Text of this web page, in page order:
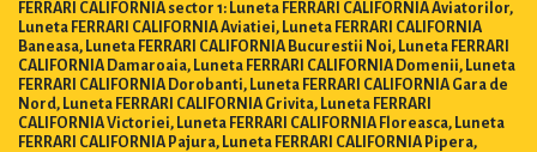
FERRARI CALIFORNIA sector 1: Luneta FERRARI CALIFORNIA Aviatorilor,
Luneta FERRARI CALIFORNIA Aviatiei, Luneta FERRARI CALIFORNIA
Baneasa, Luneta FERRARI CALIFORNIA Bucurestii Noi, Luneta FERRARI
CALIFORNIA Damaroaia, Luneta FERRARI CALIFORNIA Domenii, Luneta
FERRARI CALIFORNIA Dorobanti, Luneta FERRARI CALIFORNIA Gara de
Nord, Luneta FERRARI CALIFORNIA Grivita, Luneta FERRARI
CALIFORNIA Victoriei, Luneta FERRARI CALIFORNIA Floreasca, Luneta
FERRARI CALIFORNIA Pajura, Luneta FERRARI CALIFORNIA Pipera,